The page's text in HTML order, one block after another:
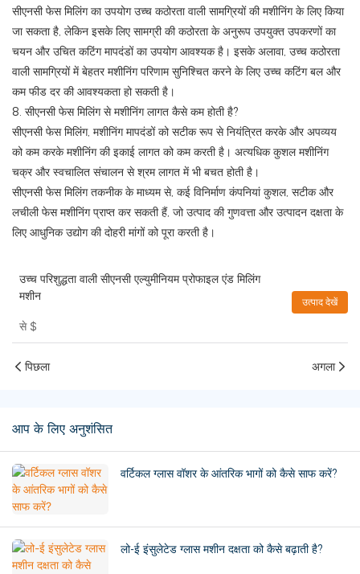
सीएनसी फेस मिलिंग का उपयोग उच्च कठोरता वाली सामग्रियों की मशीनिंग के लिए किया
जा सकता है, लेकिन इसके लिए सामग्री की कठोरता के अनुरूप उपयुक्त उपकरणों का
चयन और उचित कटिंग मापदंडों का उपयोग आवश्यक है। इसके अलावा, उच्च कठोरता
वाली सामग्रियों में बेहतर मशीनिंग परिणाम सुनिश्चित करने के लिए उच्च कटिंग बल और
कम फीड दर की आवश्यकता हो सकती है।
8. सीएनसी फेस मिलिंग से मशीनिंग लागत कैसे कम होती है?
सीएनसी फेस मिलिंग, मशीनिंग मापदंडों को सटीक रूप से नियंत्रित करके और अपव्यय
को कम करके मशीनिंग की इकाई लागत को कम करती है। अत्यधिक कुशल मशीनिंग
चक्र और स्वचालित संचालन से श्रम लागत में भी बचत होती है।
सीएनसी फेस मिलिंग तकनीक के माध्यम से, कई विनिर्माण कंपनियां कुशल, सटीक और
लचीली फेस मशीनिंग प्राप्त कर सकती हैं, जो उत्पाद की गुणवत्ता और उत्पादन दक्षता के
लिए आधुनिक उद्योग की दोहरी मांगों को पूरा करती है।
उच्च परिशुद्धता वाली सीएनसी एल्युमीनियम प्रोफाइल एंड मिलिंग
मशीन
से $
उत्पाद देखें
पिछला अगला
आप के लिए अनुशंसित
वर्टिकल ग्लास वॉशर के आंतरिक भागों को कैसे साफ करें?
लो-ई इंसुलेटेड ग्लास मशीन दक्षता को कैसे बढ़ाती है?